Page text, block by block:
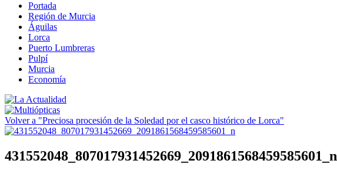
Portada
Región de Murcia
Águilas
Lorca
Puerto Lumbreras
Pulpí
Murcia
Economía
Volver a "Preciosa procesión de la Soledad por el casco histórico de Lorca"
431552048_807017931452669_2091861568459585601_n